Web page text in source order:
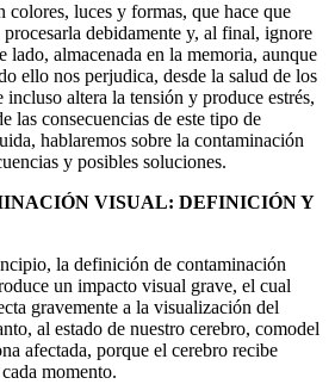
colores, luces y formas, que hace que
debidamente y, al final, ignore
lado, almacenada en la memoria, aunque
ello nos perjudica, desde la salud de los
incluso altera la tensión y produce estrés,
las consecuencias de este tipo de
hablaremos sobre la contaminación
y posibles soluciones.
VISUAL: DEFINICIÓN Y
la definición de contaminación
un impacto visual grave, el cual
gravemente a la visualización del
al estado de nuestro cerebro, comodel
afectada, porque el cerebro recibe
momento.